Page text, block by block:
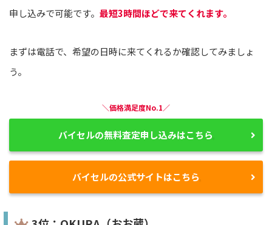
申し込みで可能です。 最短3時間ほどで来てくれます。
まずは電話で、希望の日時に来てくれるか確認してみましょ
う。
＼価格満足度No.1／
バイセルの無料査定申し込みはこちら
バイセルの公式サイトはこちら